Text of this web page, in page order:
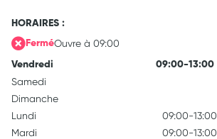
HORAIRES :
FerméOuvre à 09:00
Vendredi 09:00-13:00
Samedi
Dimanche
Lundi
09:00-13:00
Mardi
09:00-13:00